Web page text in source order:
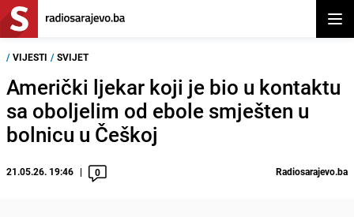
/ VIJESTI / SVIJET
Američki ljekar koji je bio u kontaktu
sa oboljelim od ebole smješten u
bolnicu u Češkoj
21.05.26. 19:46 0 Radiosarajevo.ba